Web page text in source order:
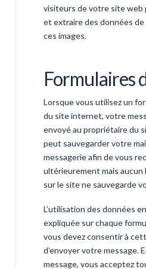
visiteurs de votre site
et extraire des données
ces images.
Formulaires
Lorsque vous utilisez un
du site internet, votre
envoyé au propriétaire du
peut sauvegarder votre
messagerie afin de vous
ultérieurement mais aucun
sur le site ne sauvegarde
L’utilisation des données
expliquée sur chaque
vous devez consentir à
d’envoyer votre message.
message, vous acceptez